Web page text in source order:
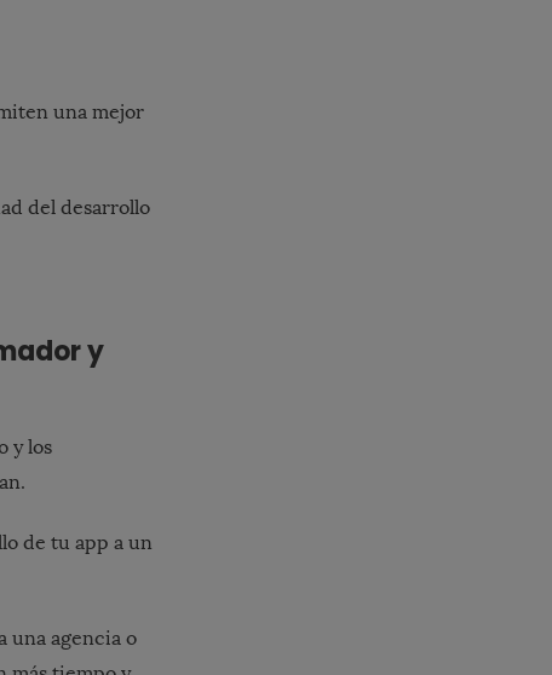
una mejor
del desarrollo
y
y los
de tu app a un
una agencia o